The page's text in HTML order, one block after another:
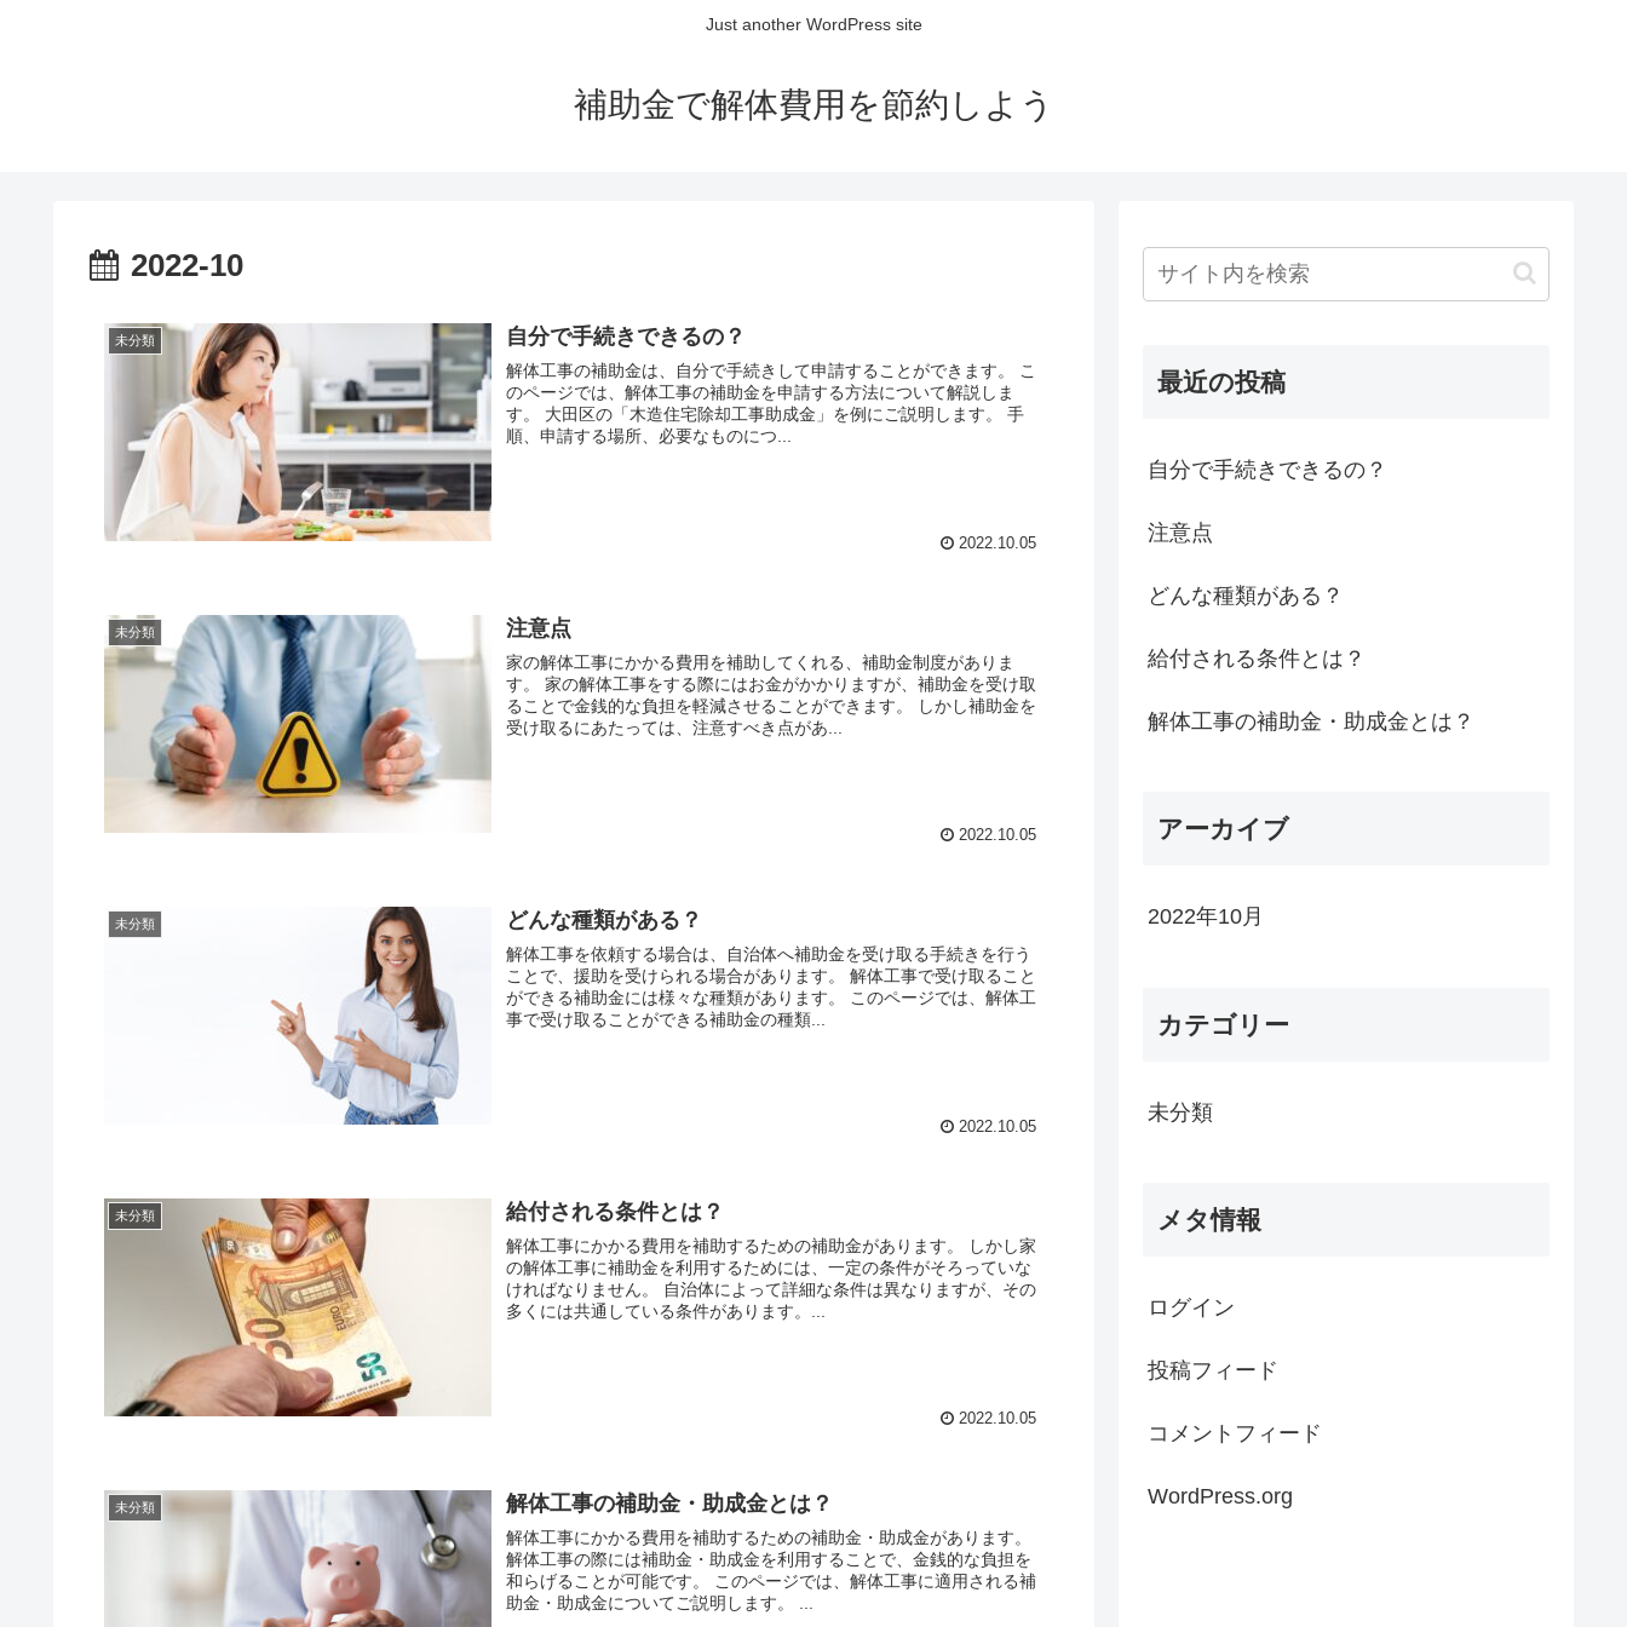
Just another WordPress site
補助金で解体費用を節約しよう
2022-10
未分類 自分で手続きできるの？
解体工事の補助金は、自分で手続きして申請することができます。 こ
のページでは、解体工事の補助金を申請する方法について解説しま
す。 大田区の「木造住宅除却工事助成金」を例にご説明します。 手
順、申請する場所、必要なものにつ...
2022.10.05
未分類 注意点
家の解体工事にかかる費用を補助してくれる、補助金制度がありま
す。 家の解体工事をする際にはお金がかかりますが、補助金を受け取
ることで金銭的な負担を軽減させることができます。 しかし補助金を
受け取るにあたっては、注意すべき点があ...
2022.10.05
未分類 どんな種類がある？
解体工事を依頼する場合は、自治体へ補助金を受け取る手続きを行う
ことで、援助を受けられる場合があります。 解体工事で受け取ること
ができる補助金には様々な種類があります。 このページでは、解体工
事で受け取ることができる補助金の種類...
2022.10.05
未分類 給付される条件とは？
解体工事にかかる費用を補助するための補助金があります。 しかし家
の解体工事に補助金を利用するためには、一定の条件がそろっていな
ければなりません。 自治体によって詳細な条件は異なりますが、その
多くには共通している条件があります。...
2022.10.05
未分類 解体工事の補助金・助成金とは？
解体工事にかかる費用を補助するための補助金・助成金があります。
解体工事の際には補助金・助成金を利用することで、金銭的な負担を
和らげることが可能です。 このページでは、解体工事に適用される補
助金・助成金についてご説明します。 ...
最近の投稿
自分で手続きできるの？
注意点
どんな種類がある？
給付される条件とは？
解体工事の補助金・助成金とは？
アーカイブ
2022年10月
カテゴリー
未分類
メタ情報
ログイン
投稿フィード
コメントフィード
WordPress.org